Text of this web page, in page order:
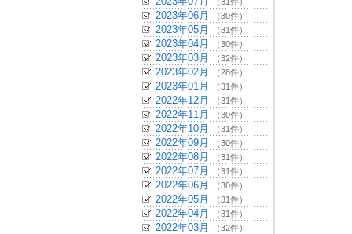
2023年06月 （30件）
2023年05月 （31件）
2023年04月 （30件）
2023年03月 （32件）
2023年02月 （28件）
2023年01月 （31件）
2022年12月 （31件）
2022年11月 （30件）
2022年10月 （31件）
2022年09月 （30件）
2022年08月 （31件）
2022年07月 （31件）
2022年06月 （30件）
2022年05月 （31件）
2022年04月 （31件）
2022年03月 （32件）